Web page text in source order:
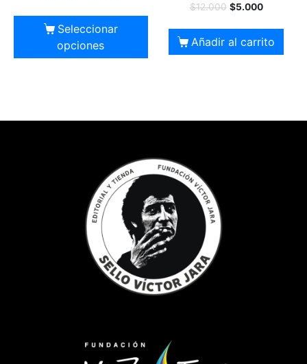
Seleccionar
opciones
$12.000 $5.000
Añadir al carrito